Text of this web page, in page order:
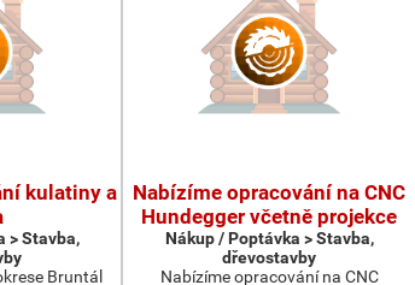
kulatiny a
> Stavba,
Bruntál
Nabízíme opracování na CNC
Hundegger včetně projekce
Nákup / Poptávka > Stavba,
dřevostavby
Nabízíme opracování na CNC